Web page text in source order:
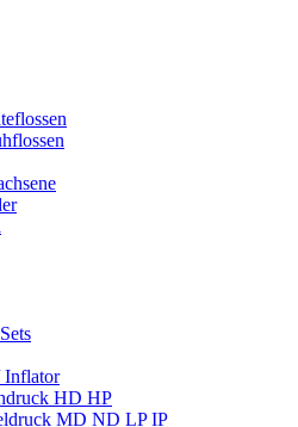
Inflator
HD HP
MD ND LP IP